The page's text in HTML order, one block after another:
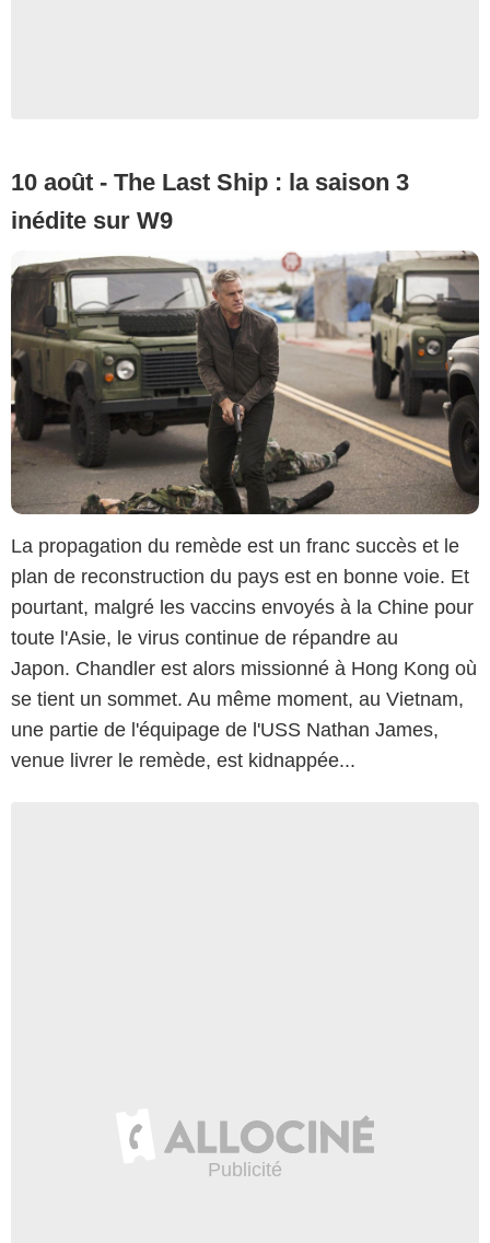
10 août - The Last Ship : la saison 3
inédite sur W9
La propagation du remède est un franc succès et le
plan de reconstruction du pays est en bonne voie. Et
pourtant, malgré les vaccins envoyés à la Chine pour
toute l'Asie, le virus continue de répandre au
Japon. Chandler est alors missionné à Hong Kong où
se tient un sommet. Au même moment, au Vietnam,
une partie de l'équipage de l'USS Nathan James,
venue livrer le remède, est kidnappée...